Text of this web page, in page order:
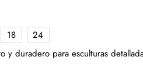
18
24
y duradero para esculturas